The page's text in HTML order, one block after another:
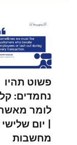
פשוט תהיו
נחמדים:
לומר
מחשבות